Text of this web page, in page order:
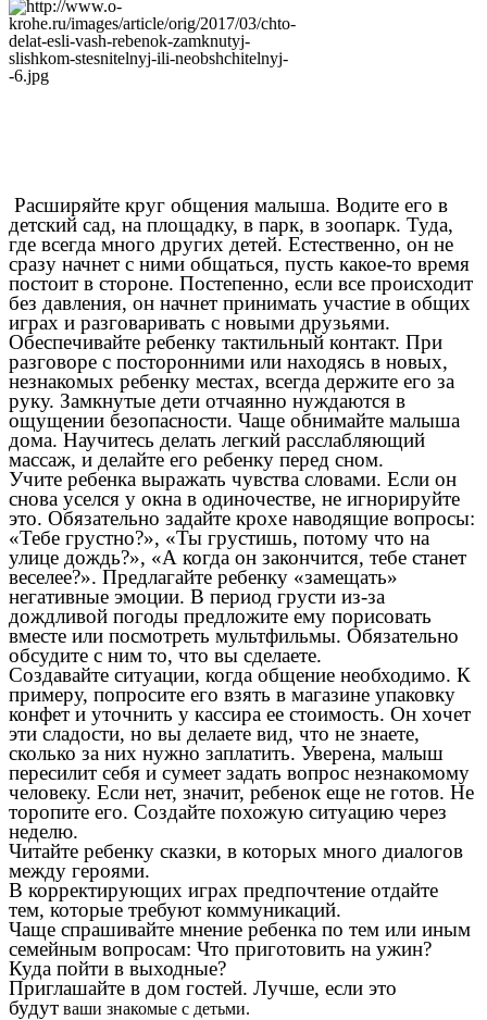
Расширяйте круг общения малыша. Водите его в
детский сад, на площадку, в парк, в зоопарк. Туда,
где всегда много других детей. Естественно, он не
сразу начнет с ними общаться, пусть какое-то время
постоит в стороне. Постепенно, если все происходит
без давления, он начнет принимать участие в общих
играх и разговаривать с новыми друзьями.
Обеспечивайте ребенку тактильный контакт. При
разговоре с посторонними или находясь в новых,
незнакомых ребенку местах, всегда держите его за
руку. Замкнутые дети отчаянно нуждаются в
ощущении безопасности. Чаще обнимайте малыша
дома. Научитесь делать легкий расслабляющий
массаж, и делайте его ребенку перед сном.
Учите ребенка выражать чувства словами. Если он
снова уселся у окна в одиночестве, не игнорируйте
это. Обязательно задайте крохе наводящие вопросы:
«Тебе грустно?», «Ты грустишь, потому что на
улице дождь?», «А когда он закончится, тебе станет
веселее?». Предлагайте ребенку «замещать»
негативные эмоции. В период грусти из-за
дождливой погоды предложите ему порисовать
вместе или посмотреть мультфильмы. Обязательно
обсудите с ним то, что вы сделаете.
Создавайте ситуации, когда общение необходимо. К
примеру, попросите его взять в магазине упаковку
конфет и уточнить у кассира ее стоимость. Он хочет
эти сладости, но вы делаете вид, что не знаете,
сколько за них нужно заплатить. Уверена, малыш
пересилит себя и сумеет задать вопрос незнакомому
человеку. Если нет, значит, ребенок еще не готов. Не
торопите его. Создайте похожую ситуацию через
неделю.
Читайте ребенку сказки, в которых много диалогов
между героями.
В корректирующих играх предпочтение отдайте
тем, которые требуют коммуникаций.
Чаще спрашивайте мнение ребенка по тем или иным
семейным вопросам: Что приготовить на ужин?
Куда пойти в выходные?
Приглашайте в дом гостей. Лучше, если это
будут ваши знакомые с детьми.